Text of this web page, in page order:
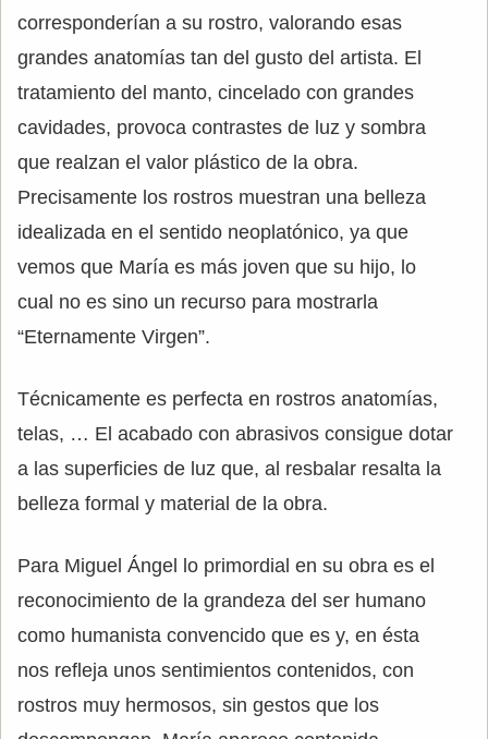
corresponderían a su rostro, valorando esas
grandes anatomías tan del gusto del artista. El
tratamiento del manto, cincelado con grandes
cavidades, provoca contrastes de luz y sombra
que realzan el valor plástico de la obra.
Precisamente los rostros muestran una belleza
idealizada en el sentido neoplatónico, ya que
vemos que María es más joven que su hijo, lo
cual no es sino un recurso para mostrarla
“Eternamente Virgen”.
Técnicamente es perfecta en rostros anatomías,
telas, … El acabado con abrasivos consigue dotar
a las superficies de luz que, al resbalar resalta la
belleza formal y material de la obra.
Para Miguel Ángel lo primordial en su obra es el
reconocimiento de la grandeza del ser humano
como humanista convencido que es y, en ésta
nos refleja unos sentimientos contenidos, con
rostros muy hermosos, sin gestos que los